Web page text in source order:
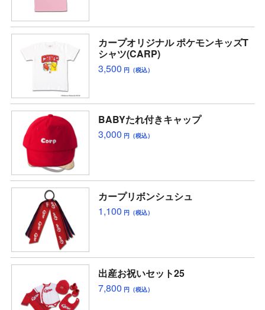
カープオリジナル ポケモンキッズT
シャツ(CARP)
3,500 円（税込）
BABYたれ付きキャップ
3,000 円（税込）
カープリボンシュシュ
1,100 円（税込）
出産お祝いセット25
7,800 円（税込）